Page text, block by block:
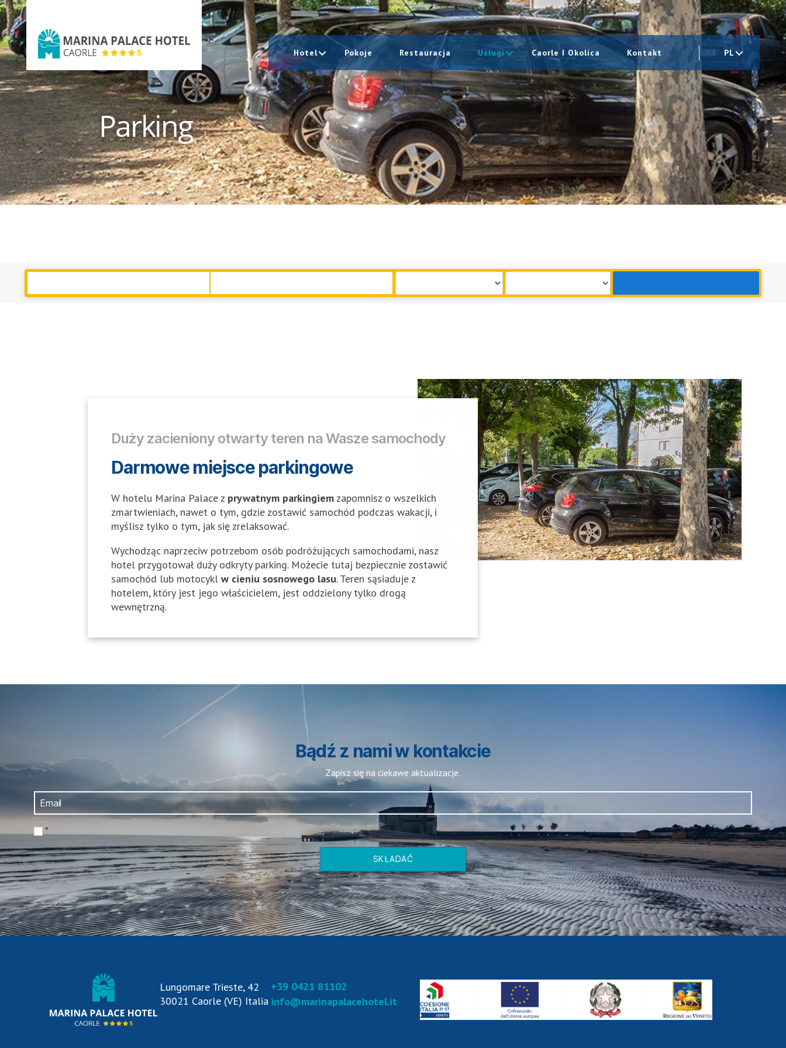
Marina
Palace
Hotel
Hotel Pokoje Restauracja Usługi Caorle I Okolica Kontakt PL
Parking
Duży zacieniony otwarty teren na Wasze samochody
Darmowe miejsce parkingowe
W hotelu Marina Palace z prywatnym parkingiemzapomnisz o wszelkich
zmartwieniach, nawet o tym, gdzie zostawić samochód podczas wakacji, i
myślisz tylko o tym, jak się zrelaksować.
Wychodząc naprzeciw potrzebom osób podróżujących samochodami, nasz
hotel przygotował duży odkryty parking. Możecie tutaj bezpiecznie zostawić
samochód lub motocykl w cieniu sosnowego lasu. Teren sąsiaduje z
hotelem, który jest jego właścicielem, jest oddzielony tylko drogą
wewnętrzną.
Bądź z nami w kontakcie
Zapisz się na ciekawe aktualizacje.
*
SKŁADAĆ
Lungomare Trieste, 42
30021 Caorle (VE) Italia
+39 0421 81102
info@marinapalacehotel.it